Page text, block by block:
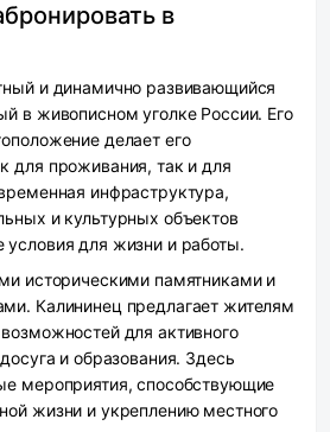
в
и динамично развивающийся
в живописном уголке России. Его
делает его
для проживания, так и для
инфраструктура,
и культурных объектов
для жизни и работы.
историческими памятниками и
Калининец предлагает жителям
для активного
и образования. Здесь
мероприятия, способствующие
жизни и укреплению местного